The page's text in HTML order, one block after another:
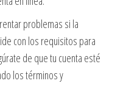
problemas si la
con los requisitos para
de que tu cuenta esté
los términos y